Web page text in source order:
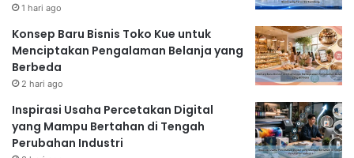
1 hari ago
Konsep Baru Bisnis Toko Kue untuk
Menciptakan Pengalaman Belanja yang
Berbeda
2 hari ago
Inspirasi Usaha Percetakan Digital
yang Mampu Bertahan di Tengah
Perubahan Industri